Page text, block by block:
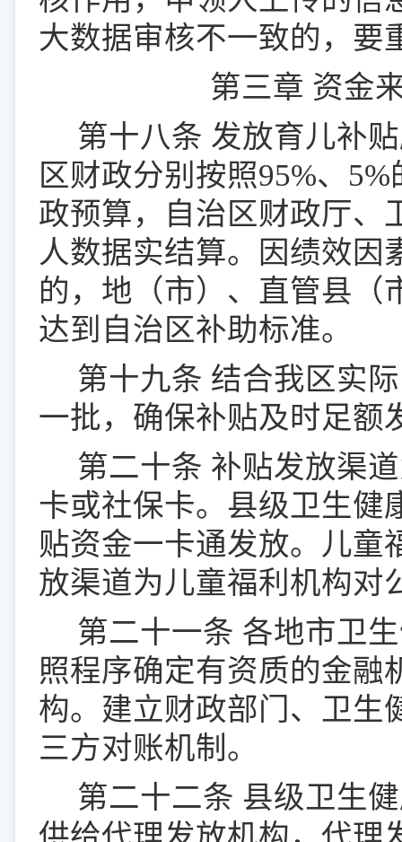
大数据审核不一致的，要
第三章 资金
第十八条 发放育儿补
区财政分别按照95%、 5%
政预算，自治区财政厅、
人数据实结算。
因绩效因
的，地（市）、直管县（
达到自治区补助标准。
第十九条 结合我区实际
一批，确保补贴及时足额
第二十条 补贴发放渠
卡或社保卡。 县级卫生健
贴资金一卡通发放。
儿童
放渠道为 儿童福利 机构对
第二十一条 各地市卫
照程序确定有资质的金融
构。建立财政部门、卫生
三方对账机制。
第二十二条 县级卫生